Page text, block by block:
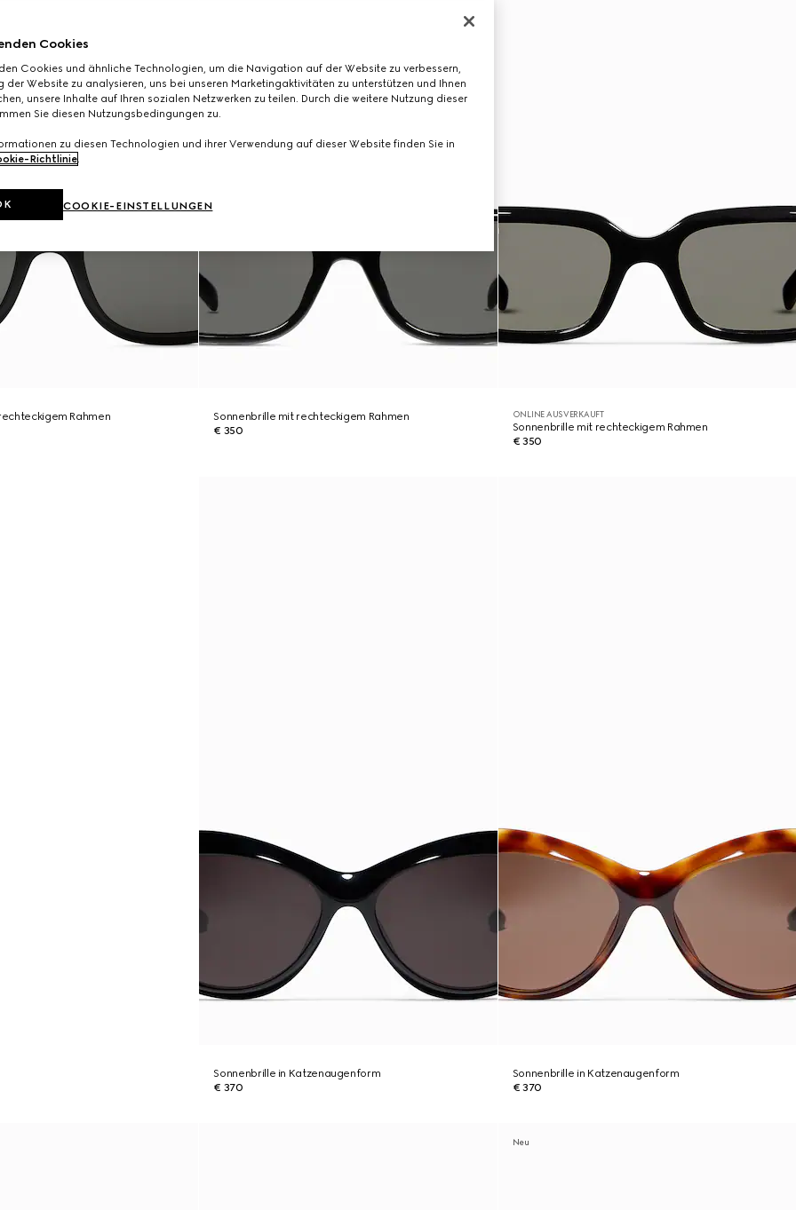
Rahmen
Sonnenbrille mit rechteckigem Rahmen
€ 350
ONLINE AUSVERKAUFT
Sonnenbrille mit rechteckigem Rahmen
€ 350
Sonnenbrille in Katzenaugenform
€ 370
Sonnenbrille in Katzenaugenform
€ 370
Neu
Cookies
Cookies und ähnliche Technologien, um die Navigation auf der Website zu verbessern,
der Website zu analysieren, uns bei unseren Marketingaktivitäten zu unterstützen und Ihnen
unsere Inhalte auf Ihren sozialen Netzwerken zu teilen. Durch die weitere Nutzung dieser
Sie diesen Nutzungsbedingungen zu.
zu diesen Technologien und ihrer Verwendung auf dieser Website finden Sie in
Richtlinie.
COOKIE-EINSTELLUNGEN